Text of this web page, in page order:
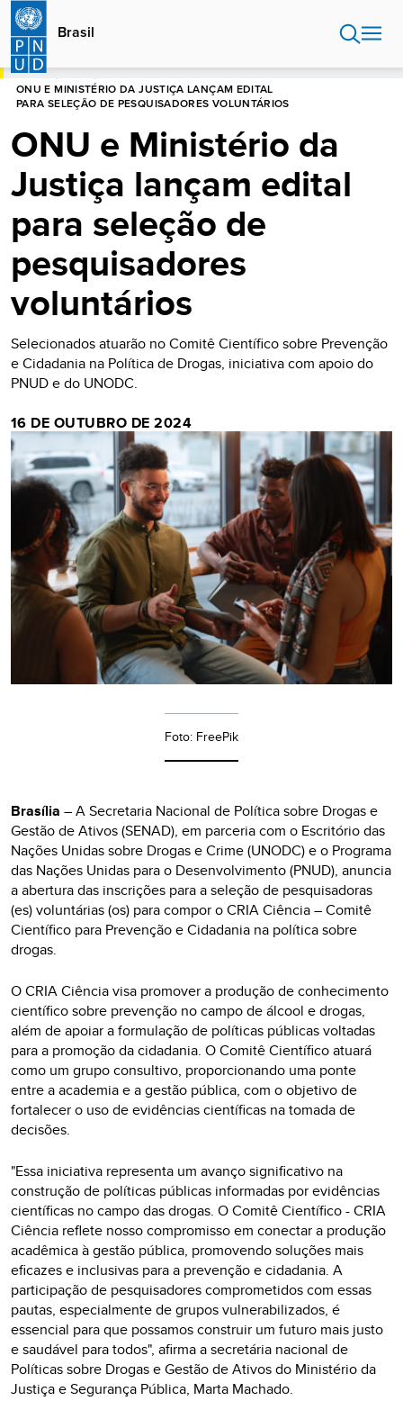
Passar
para
conteúdo
principal
Brasil
INÍCIO
ONU E MINISTÉRIO DA JUSTIÇA LANÇAM EDITAL
PARA SELEÇÃO DE PESQUISADORES VOLUNTÁRIOS
ONU e Ministério da
Justiça lançam edital
para seleção de
pesquisadores
voluntários
Selecionados atuarão no Comitê Científico sobre Prevenção
e Cidadania na Política de Drogas, iniciativa com apoio do
PNUD e do UNODC.
16 DE OUTUBRO DE 2024
Foto: FreePik
Brasília –A Secretaria Nacional de Política sobre Drogas e
Gestão de Ativos (SENAD), em parceria com o Escritório das
Nações Unidas sobre Drogas e Crime (UNODC) e o Programa
das Nações Unidas para o Desenvolvimento (PNUD), anuncia
a abertura das inscrições para a seleção de pesquisadoras
(es) voluntárias (os) para compor o CRIA Ciência – Comitê
Científico para Prevenção e Cidadania na política sobre
drogas.
O CRIA Ciência visa promover a produção de conhecimento
científico sobre prevenção no campo de álcool e drogas,
além de apoiar a formulação de políticas públicas voltadas
para a promoção da cidadania. O Comitê Científico atuará
como um grupo consultivo, proporcionando uma ponte
entre a academia e a gestão pública, com o objetivo de
fortalecer o uso de evidências científicas na tomada de
decisões.
"Essa iniciativa representa um avanço significativo na
construção de políticas públicas informadas por evidências
científicas no campo das drogas. O Comitê Científico - CRIA
Ciência reflete nosso compromisso em conectar a produção
acadêmica à gestão pública, promovendo soluções mais
eficazes e inclusivas para a prevenção e cidadania. A
participação de pesquisadores comprometidos com essas
pautas, especialmente de grupos vulnerabilizados, é
essencial para que possamos construir um futuro mais justo
e saudável para todos", afirma a secretária nacional de
Políticas sobre Drogas e Gestão de Ativos do Ministério da
Justiça e Segurança Pública, Marta Machado.